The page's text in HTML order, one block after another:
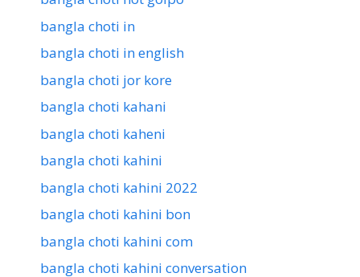
bangla choti in
bangla choti in english
bangla choti jor kore
bangla choti kahani
bangla choti kaheni
bangla choti kahini
bangla choti kahini 2022
bangla choti kahini bon
bangla choti kahini com
bangla choti kahini conversation